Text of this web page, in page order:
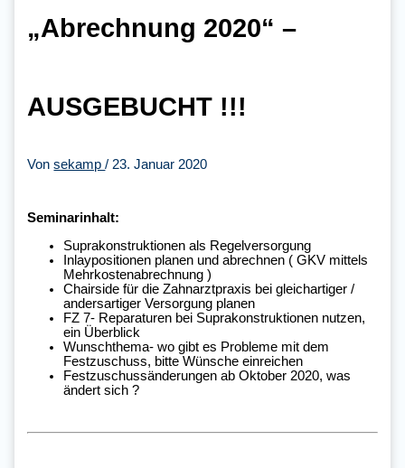
„Abrechnung 2020“ –
AUSGEBUCHT !!!
Vonsekamp/ 23. Januar 2020
Seminarinhalt:
Suprakonstruktionen als Regelversorgung
Inlaypositionen planen und abrechnen ( GKV mittels
Mehrkostenabrechnung )
Chairside für die Zahnarztpraxis bei gleichartiger /
andersartiger Versorgung planen
FZ 7- Reparaturen bei Suprakonstruktionen nutzen,
ein Überblick
Wunschthema- wo gibt es Probleme mit dem
Festzuschuss, bitte Wünsche einreichen
Festzuschussänderungen ab Oktober 2020, was
ändert sich ?